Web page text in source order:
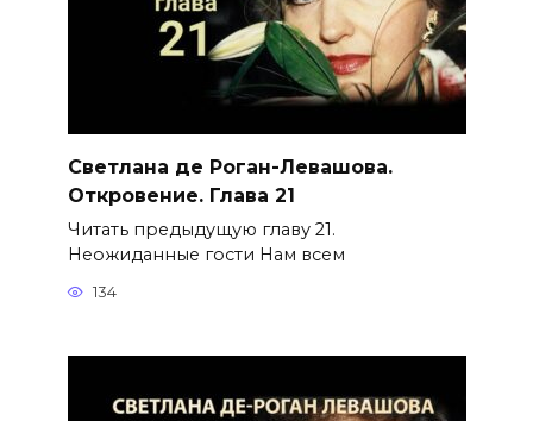
Светлана де Роган-Левашова.
Откровение. Глава 21
Читать предыдущую главу 21.
Неожиданные гости Нам всем
134